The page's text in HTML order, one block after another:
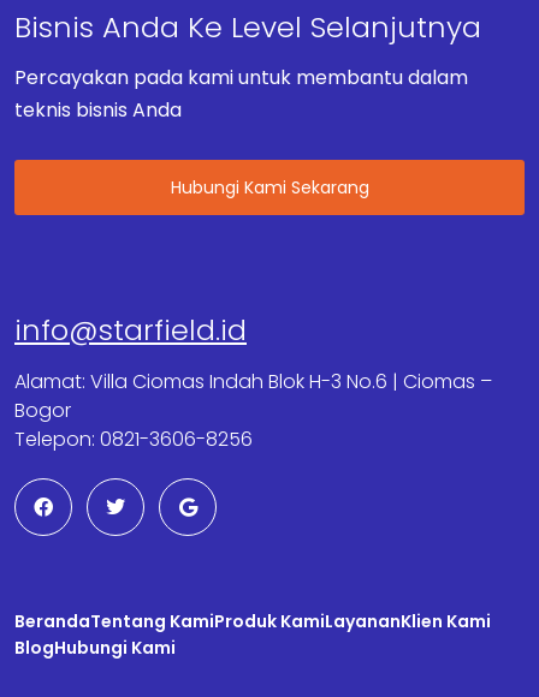
Bisnis Anda Ke Level Selanjutnya
Percayakan pada kami untuk membantu dalam
teknis bisnis Anda
Hubungi Kami Sekarang
info@starfield.id
Alamat: Villa Ciomas Indah Blok H-3 No.6 | Ciomas –
Bogor
Telepon: 0821-3606-8256
F
a
k
T
w
G
o
BerandaTentang KamiProduk KamiLayananKlien Kami
BlogHubungi Kami